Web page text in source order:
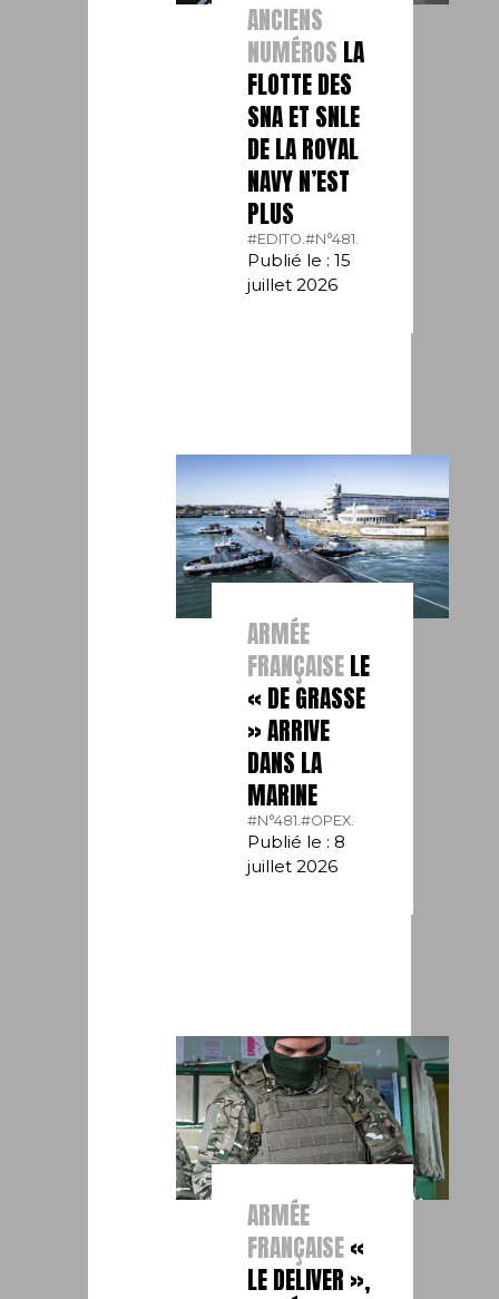
ANCIENS
NUMÉROS LA
FLOTTE DES
SNA ET SNLE
DE LA ROYAL
NAVY N’EST
PLUS
#EDITO. #N°481.
Publié le : 15
juillet 2026
ARMÉE
FRANÇAISELE
« DE GRASSE
» ARRIVE
DANS LA
MARINE
#N°481. #OPEX.
Publié le : 8
juillet 2026
ARMÉE
FRANÇAISE«
LE DELIVER »,